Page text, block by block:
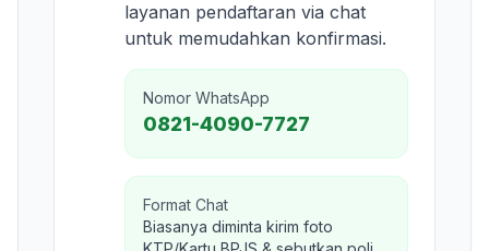
layanan pendaftaran via chat
untuk memudahkan konfirmasi.
Nomor WhatsApp
0821-4090-7727
Format Chat
Biasanya diminta kirim foto